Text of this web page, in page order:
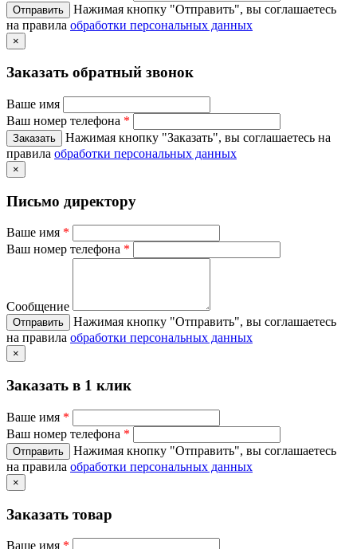
Нажимая кнопку "Отправить", вы соглашаетесь
на правила обработки персональных данных
×
Заказать обратный звонок
Ваше имя
Ваш номер телефона *
Нажимая кнопку "Заказать", вы соглашаетесь на
правила обработки персональных данных
×
Письмо директору
Ваше имя *
Ваш номер телефона *
Сообщение
Нажимая кнопку "Отправить", вы соглашаетесь
на правила обработки персональных данных
×
Заказать в 1 клик
Ваше имя *
Ваш номер телефона *
Нажимая кнопку "Отправить", вы соглашаетесь
на правила обработки персональных данных
×
Заказать товар
Ваше имя *